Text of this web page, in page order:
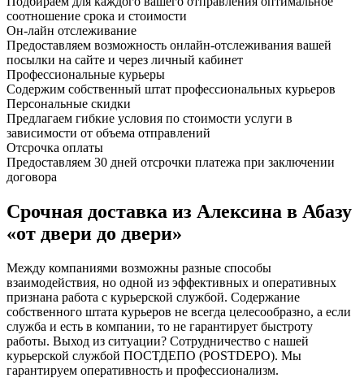
соотношение срока и стоимости
Он-лайн отслеживание
Предоставляем возможность онлайн-отслеживания вашей
посылки на сайте и через личный кабинет
Профессиональные курьеры
Содержим собственный штат профессиональных курьеров
Персональные скидки
Предлагаем гибкие условия по стоимости услуги в
зависимости от объема отправлений
Отсрочка оплаты
Предоставляем 30 дней отсрочки платежа при заключении
договора
Срочная доставка из Алексина в Абазу
«от двери до двери»
Между компаниями возможны разные способы
взаимодействия, но одной из эффективных и оперативных
признана работа с курьерской службой. Содержание
собственного штата курьеров не всегда целесообразно, а если
служба и есть в компании, то не гарантирует быстроту
работы. Выход из ситуации? Сотрудничество с нашей
курьерской службой ПОСТДЕПО (POSTDEPO). Мы
гарантируем оперативность и профессионализм.